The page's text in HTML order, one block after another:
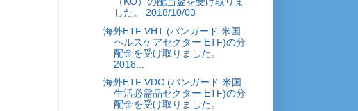
した。 2018/10/03
海外ETF VHT (バンガード 米国
ヘルスケアセクター ETF)の分
配金を受け取りました。
2018...
海外ETF VDC (バンガード 米国
生活必需品セクター ETF)の分
配金を受け取りました。